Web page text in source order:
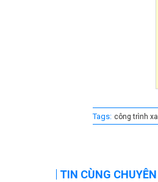
Tags: công trình
TIN CÙNG